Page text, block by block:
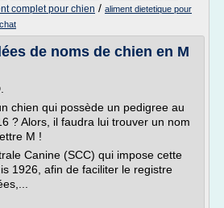
complet pour chien / aliment dietetique pour
de noms de chien en M
chien qui possède un pedigree au
? Alors, il faudra lui trouver un nom
M !
Canine (SCC) qui impose cette
1926, afin de faciliter le registre